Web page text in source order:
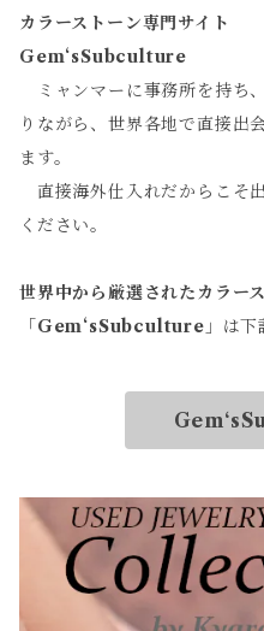
カラーストーン専門サイト
Gem‘sSubculture
ミャンマーに事務所を持ち
りながら、世界各地で直接出
ます。
直接海外仕入れだからこそ
ください。
世界中から厳選されたカラー
「Gem‘sSubculture 」は